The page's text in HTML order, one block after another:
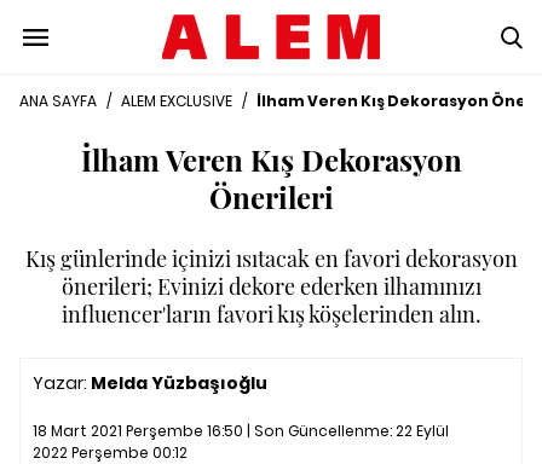
ANA SAYFA / ALEM EXCLUSIVE / İlham Veren Kış Dekorasyon
İlham Veren Kış Dekorasyon
Önerileri
Kış günlerinde içinizi ısıtacak en favori dekorasyon
önerileri; Evinizi dekore ederken ilhamınızı
influencer'ların favori kış köşelerinden alın.
Yazar: Melda Yüzbaşıoğlu
18 Mart 2021 Perşembe 16:50 | Son Güncellenme:22 Eylül
2022 Perşembe 00:12